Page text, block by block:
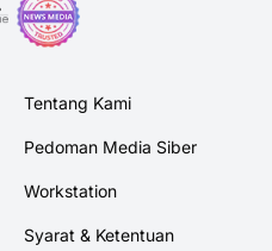
Tentang Kami
Pedoman Media Siber
Workstation
Syarat & Ketentuan